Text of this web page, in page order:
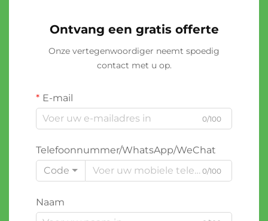
Ontvang een gratis offerte
Onze vertegenwoordiger neemt spoedig
contact met u op.
E-mail
0/100
Telefoonnummer/WhatsApp/WeChat
Code
0/100
Naam